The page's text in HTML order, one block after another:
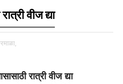
वीज द्या
रात्री वीज द्या